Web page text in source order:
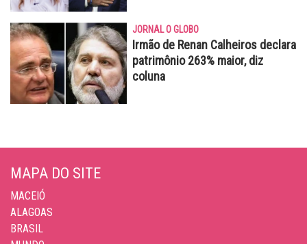
JORNAL O GLOBO
Irmão de Renan Calheiros declara
patrimônio 263% maior, diz
coluna
MAPA DO SITE
MACEIÓ
ALAGOAS
BRASIL